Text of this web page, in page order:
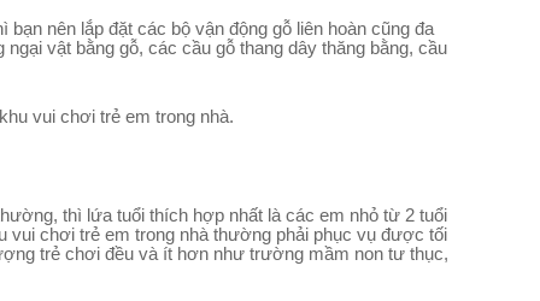
nên lắp đặt các bộ vận động gỗ liên hoàn cũng đa
vật bằng gỗ, các cầu gỗ thang dây thăng bằng, cầu
vui chơi trẻ em trong nhà.
thì lứa tuổi thích hợp nhất là các em nhỏ từ 2 tuổi
vui chơi trẻ em trong nhà thường phải phục vụ được tối
trẻ chơi đều và ít hơn như trường mầm non tư thục,